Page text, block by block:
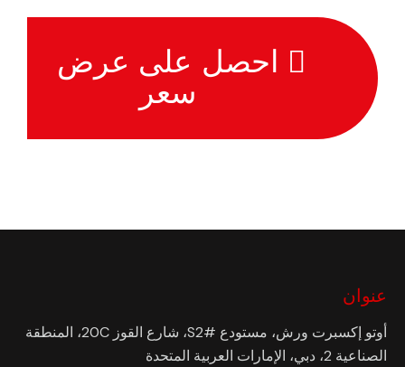
احصل على عرض
سعر
عنوان
أوتو إكسبرت ورش، مستودع #S2، شارع القوز 20C، المنطقة
الصناعية 2، دبي، الإمارات العربية المتحدة